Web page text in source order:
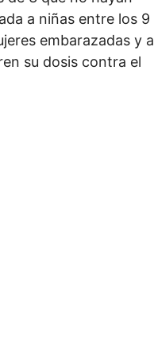
a niñas entre los 9
embarazadas y a
su dosis contra el